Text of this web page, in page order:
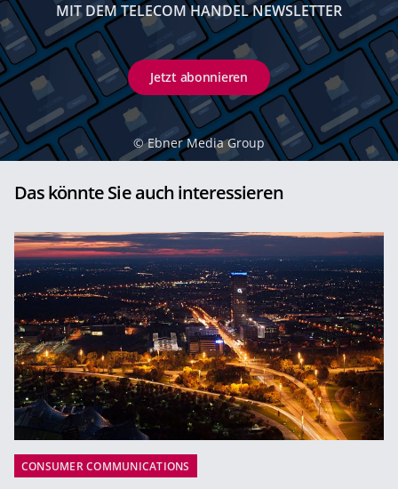
MIT DEM TELECOM HANDEL NEWSLETTER
Jetzt abonnieren
© Ebner Media Group
Das könnte Sie auch interessieren
CONSUMER COMMUNICATIONS